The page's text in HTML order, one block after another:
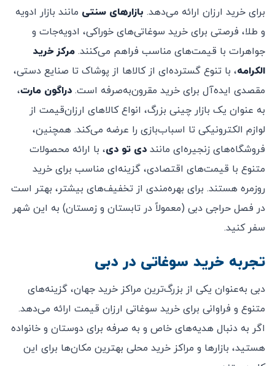
برای خرید ارزان ارائه می‌دهد. بازارهای سنتی مانند بازار ادویه
و طلا، فرصتی برای خرید سوغاتی‌های خوراکی، ادویه‌جات و
جواهرات با قیمت‌های مناسب فراهم می‌کنند. مرکز خرید
الکرامه، با تنوع گسترده‌ای از کالاها از پوشاک تا صنایع دستی،
مقصدی ایده‌آل برای خرید مقرون‌به‌صرفه است. دراگون مارت،
به عنوان یک بازار چینی بزرگ، انواع کالاهای ارزان‌قیمت از
لوازم الکترونیکی تا اسباب‌بازی را عرضه می‌کند. همچنین،
فروشگاه‌های زنجیره‌ای مانند دی تو دی، با ارائه محصولات
متنوع با قیمت‌های اقتصادی، گزینه‌ای مناسب برای خرید
روزمره هستند. برای بهره‌مندی از تخفیف‌های بیشتر، بهتر است
در فصل حراجی دبی (معمولاً در تابستان و زمستان) به این شهر
سفر کنید.
تجربه خرید سوغاتی در دبی
دبی به‌عنوان یکی از بزرگ‌ترین مراکز خرید جهان، گزینه‌های
متنوع و فراوانی برای خرید سوغاتی ارزان قیمت ارائه می‌دهد.
اگر به دنبال هدیه‌های خاص و به صرفه برای دوستان و خانواده
هستید، بازارها و مراکز خرید محلی بهترین مکان‌ها برای این